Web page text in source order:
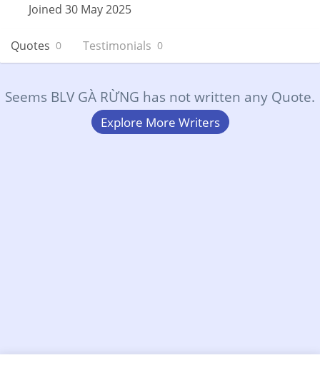
Joined 30 May 2025
Quotes 0 Testimonials 0
Seems BLV GÀ RỪNG has not written any Quote.
Explore More Writers